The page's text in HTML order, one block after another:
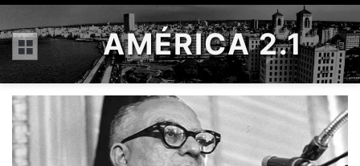
Menú AMÉRICA 2.1